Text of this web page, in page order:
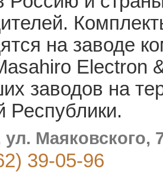
на заводе
Electron
заводов на
Республики.
ул. Маяковского,
39-05-96